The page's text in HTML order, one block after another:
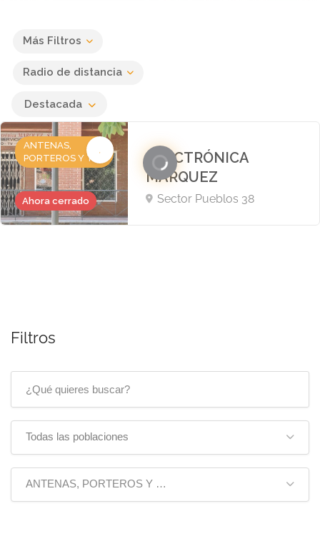
Más Filtros
Radio de distancia
Destacada
Ahora cerrado
ANTENAS,
PORTEROS Y T.V.
ELECTRÓNICA
MARQUEZ
Sector Pueblos 38
Filtros
Todas las poblaciones
ANTENAS, PORTEROS Y T.V.